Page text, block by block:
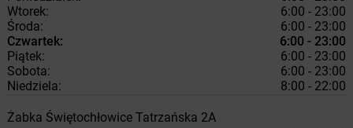
Wtorek:
6:00 - 23:00
Środa:
6:00 - 23:00
Czwartek:
6:00 - 23:00
Piątek:
6:00 - 23:00
Sobota:
6:00 - 23:00
Niedziela:
8:00 - 22:00
Żabka Świętochłowice Tatrzańska 2A